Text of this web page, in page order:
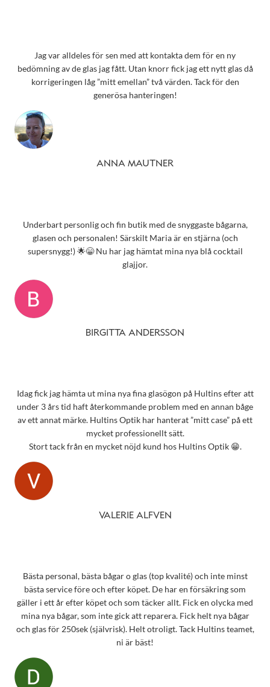
Jag var alldeles för sen med att kontakta dem för en ny
bedömning av de glas jag fått. Utan knorr fick jag ett nytt glas då
korrigeringen låg ”mitt emellan” två värden. Tack för den
generösa hanteringen!
ANNA MAUTNER
Underbart personlig och fin butik med de snyggaste bågarna,
glasen och personalen! Särskilt Maria är en stjärna (och
supersnygg!) 🌟😁 Nu har jag hämtat mina nya blå cocktail
glajjor.
BIRGITTA ANDERSSON
Idag fick jag hämta ut mina nya fina glasögon på Hultins efter att
under 3 års tid haft återkommande problem med en annan båge
av ett annat märke. Hultins Optik har hanterat ”mitt case” på ett
mycket professionellt sätt.
Stort tack från en mycket nöjd kund hos Hultins Optik 😁.
VALERIE ALFVEN
Bästa personal, bästa bågar o glas (top kvalité) och inte minst
bästa service före och efter köpet. De har en försäkring som
gäller i ett år efter köpet och som täcker allt. Fick en olycka med
mina nya bågar, som inte gick att reparera. Fick helt nya bågar
och glas för 250sek (självrisk). Helt otroligt. Tack Hultins teamet,
ni är bäst!